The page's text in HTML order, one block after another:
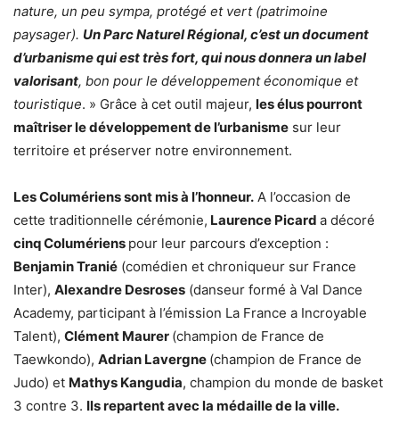
nature, un peu sympa, protégé et vert (patrimoine
paysager). Un Parc Naturel Régional, c’est un document
d’urbanisme qui est très fort, qui nous donnera un label
valorisant, bon pour le développement économique et
touristique. » Grâce à cet outil majeur, les élus pourront
maîtriser le développement de l’urbanisme sur leur
territoire et préserver notre environnement.
Les Columériens sont mis à l’honneur. A l’occasion de
cette traditionnelle cérémonie, Laurence Picard a décoré
cinq Columériens pour leur parcours d’exception :
Benjamin Tranié (comédien et chroniqueur sur France
Inter), Alexandre Desroses (danseur formé à Val Dance
Academy, participant à l’émission La France a Incroyable
Talent), Clément Maurer (champion de France de
Taewkondo), Adrian Lavergne (champion de France de
Judo) et Mathys Kangudia, champion du monde de basket
3 contre 3. Ils repartent avec la médaille de la ville.